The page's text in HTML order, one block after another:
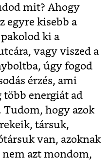
mit? Ahogy
egyre kisebb a
ki a
vagy viszed a
úgy fogod
érzés, ami
energiát ad
hogy azok
társuk,
van, azoknak
nem azt mondom,